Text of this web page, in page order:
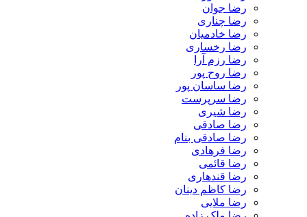
رضا جوان
رضا چناری
رضا خادمیان
رضا رخساری
رضا رزم آرا
رضا روح پور
رضا ساسان پور
رضا سرپرست
رضا شیری
رضا صادقی
رضا صادقی بنام
رضا فرهادی
رضا قائمی
رضا قندهاری
رضا کاظم دینان
رضا ملایی